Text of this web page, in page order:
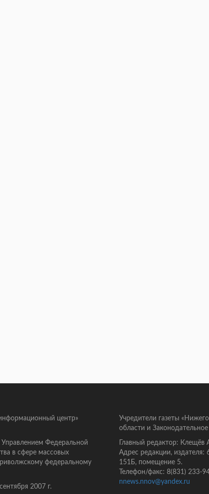
центр»
Управлением Федеральной
в сфере массовых
федеральному
2007 г.
Учредители газеты
области и
Главный редактор: Клещёв
Адрес редакции,
151Б, помещение 5.
Телефон/факс: 8(831) 233-
nnews.nnov@yandex.ru